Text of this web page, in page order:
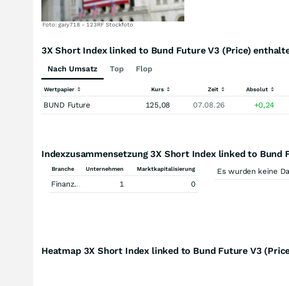
Foto: gary718 - 123RF Stockfoto
3X Short Index linked to Bund Future V3 (Price)
Nach Umsatz Top Flop
Wertpapier Kurs Zeit Absolut
BUND Future 125,08 07.08.26 +0,24
Indexzusammensetzung 3X Short Index linked to Bund
Branche Unternehmen Marktkapitalisierung
Finanzdienstleistungen 1 0
Es wurden keine
Heatmap 3X Short Index linked to Bund Future V3